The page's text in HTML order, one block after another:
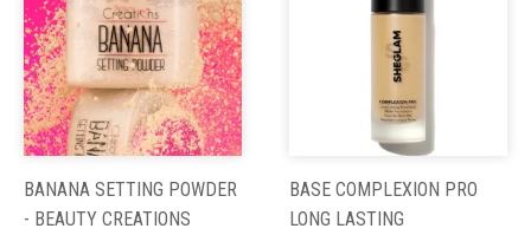
BANANA SETTING POWDER
- BEAUTY CREATIONS
BASE COMPLEXION PRO
LONG LASTING
pueden
elegir